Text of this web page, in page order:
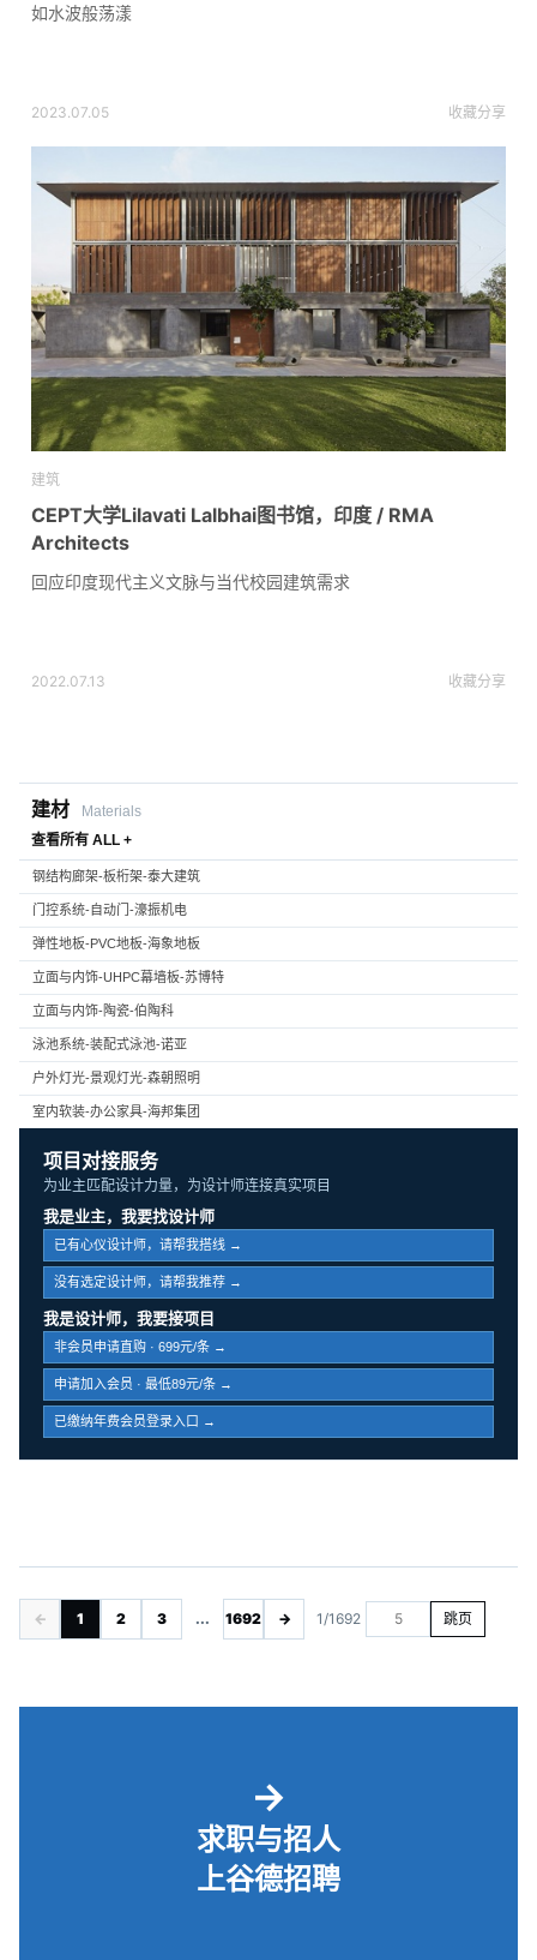
如水波般荡漾
2023.07.05 收藏分享
建筑
CEPT大学Lilavati Lalbhai图书馆，印度 / RMA
Architects
回应印度现代主义文脉与当代校园建筑需求
2022.07.13 收藏分享
建材
Materials
查看所有 ALL +
钢结构廊架-板桁架-泰大建筑
门控系统-自动门-濠振机电
弹性地板-PVC地板-海象地板
立面与内饰-UHPC幕墙板-苏博特
立面与内饰-陶瓷-伯陶科
泳池系统-装配式泳池-诺亚
户外灯光-景观灯光-森朝照明
室内软装-办公家具-海邦集团
项目对接服务
为业主匹配设计力量，为设计师连接真实项目
我是业主，我要找设计师
已有心仪设计师，请帮我搭线 →
没有选定设计师，请帮我推荐 →
我是设计师，我要接项目
非会员申请直购 · 699元/条 →
申请加入会员 · 最低89元/条 →
已缴纳年费会员登录入口 →
← 1 2 3 ... 1692 → 1/1692 跳页
→
求职与招人
上谷德招聘